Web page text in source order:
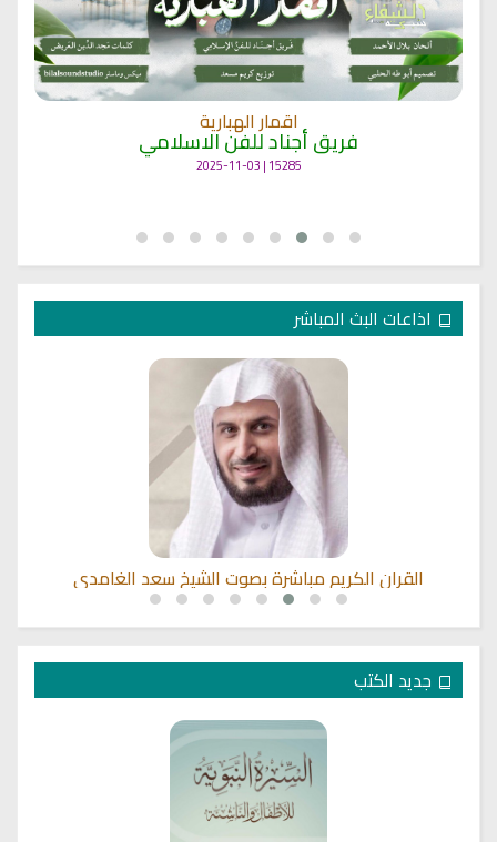
اقمار الهبارية
فريق أجناد للفن الاسلامي
15285 | 2025-11-03
اذاعات البث المباشر
القران الكريم مباشرة بصوت الشيخ سعد الغامدي
جديد الكتب